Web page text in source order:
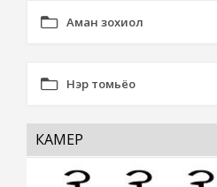
Аман зохиол
Нэр томьёо
КАМЕР